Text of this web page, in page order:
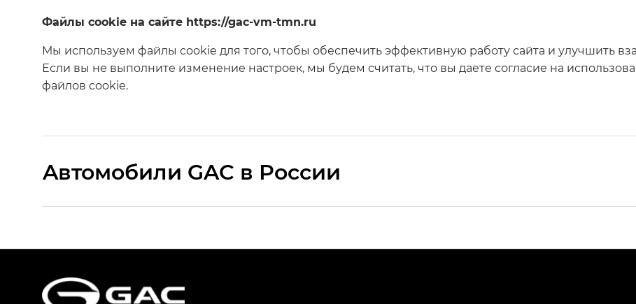
Файлы cookie на сайте https://gac-vm-tmn.ru
Мы используем файлы cookie для того, чтобы обеспечить эффективную работу сайта и улучшить
Если вы не выполните изменение настроек, мы будем считать, что вы даете согласие на
файлов cookie.
Aвтомобили GAC в России
HYPTEC HT — Хайптек Эйч Ти (HYPTEC HT) в комплектации Экс ПРЕМИУМ — EX PREMIUM